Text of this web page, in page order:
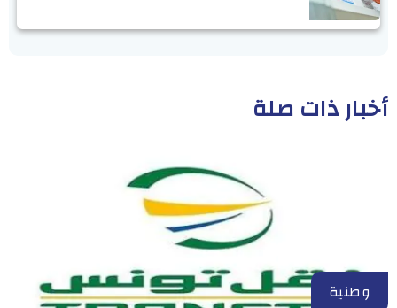
أخبار ذات صلة
وطنية